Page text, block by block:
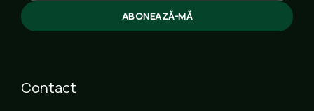
ABONEAZĂ-MĂ
Contact